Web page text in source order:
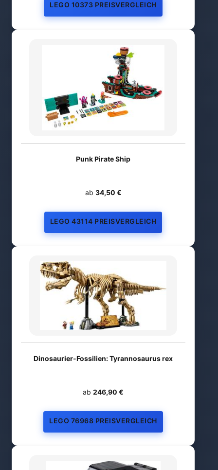
LEGO 10373 PREISVERGLEICH
Punk Pirate Ship
ab 34,50 €
LEGO 43114 PREISVERGLEICH
Dinosaurier-Fossilien: Tyrannosaurus rex
ab 246,90 €
LEGO 76968 PREISVERGLEICH